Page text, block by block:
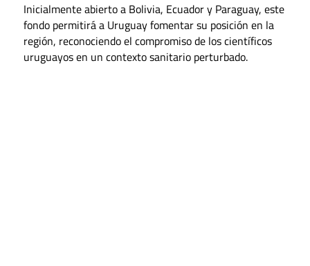
Inicialmente abierto a Bolivia, Ecuador y Paraguay, este
fondo permitirá a Uruguay fomentar su posición en la
región, reconociendo el compromiso de los científicos
uruguayos en un contexto sanitario perturbado.